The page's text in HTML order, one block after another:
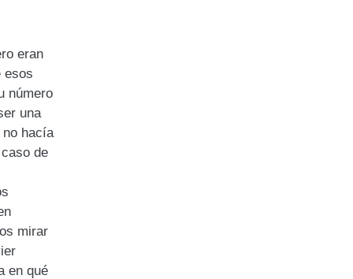
eran
esos
número
una
hacía
de
mirar
en qué